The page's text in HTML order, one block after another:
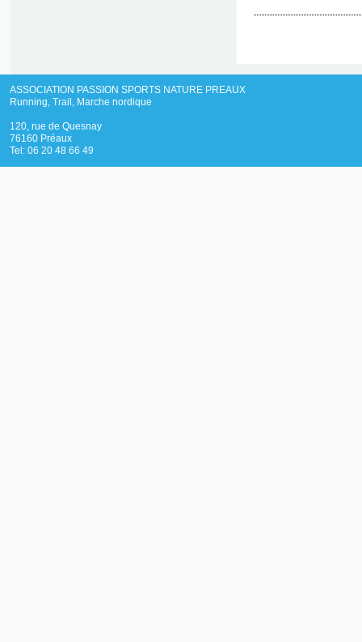
ASSOCIATION PASSION SPORTS NATURE PREAUX
Running, Trail, Marche nordique
120, rue de Quesnay
76160 Préaux
Tel: 06 20 48 66 49